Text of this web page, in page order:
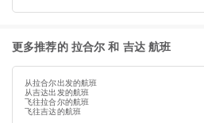
更多推荐的 拉合尔 和 吉达 航班
从拉合尔出发的航班
从吉达出发的航班
飞往拉合尔的航班
飞往吉达的航班